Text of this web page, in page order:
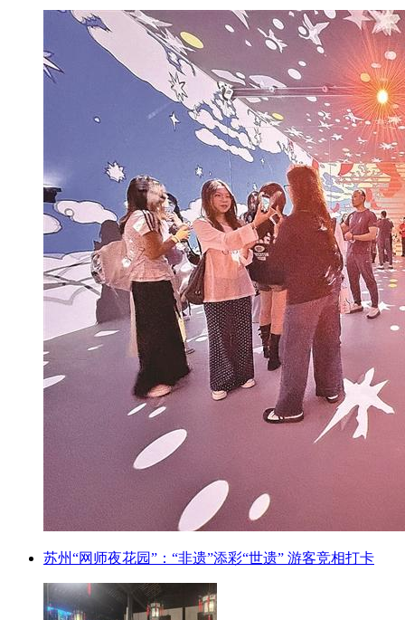
苏州“网师夜花园”：“非遗”添彩“世遗” 游客竞相打卡